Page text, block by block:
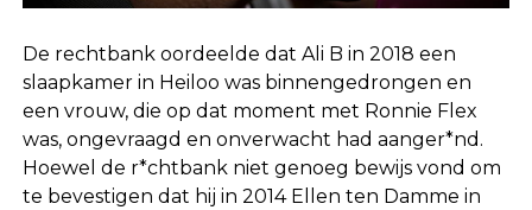
De rechtbank oordeelde dat Ali B in 2018 een
slaapkamer in Heiloo was binnengedrongen en
een vrouw, die op dat moment met Ronnie Flex
was, ongevraagd en onverwacht had aanger*nd.
Hoewel de r*chtbank niet genoeg bewijs vond om
te bevestigen dat hij in 2014 Ellen ten Damme in